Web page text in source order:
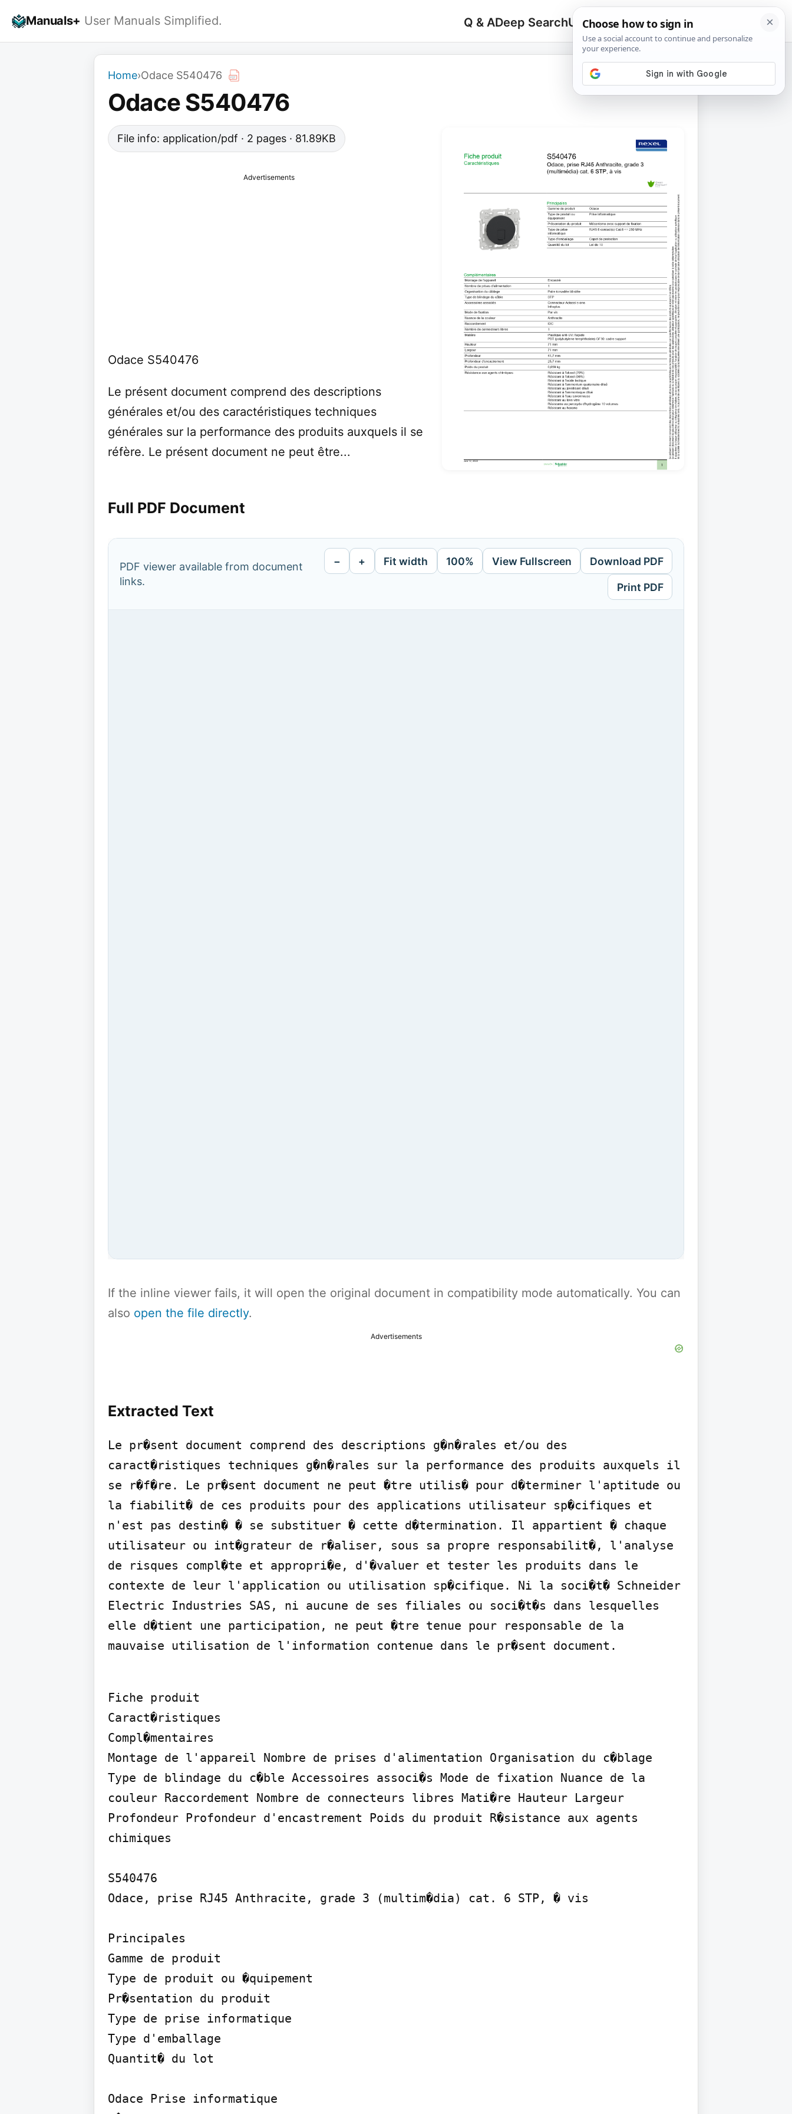
Manuals+ User Manuals Simplified. Q & ADeep SearchUpload
Search
for:
🔍
Home›Odace S540476
Odace S540476
File info: application/pdf · 2 pages · 81.89KB
Advertisements
Odace S540476
Le présent document comprend des descriptions
générales et/ou des caractéristiques techniques
générales sur la performance des produits auxquels il se
réfère. Le présent document ne peut être...
Full PDF Document
PDF viewer available from document
links.
− + Fit width 100% View Fullscreen Download PDF
Print PDF
If the inline viewer fails, it will open the original document in compatibility mode automatically. You can
also open the file directly.
Advertisements
Extracted Text
Le pr�sent document comprend des descriptions g�n�rales et/ou des
caract�ristiques techniques g�n�rales sur la performance des produits auxquels il
se r�f�re. Le pr�sent document ne peut �tre utilis� pour d�terminer l'aptitude ou
la fiabilit� de ces produits pour des applications utilisateur sp�cifiques et
n'est pas destin� � se substituer � cette d�termination. Il appartient � chaque
utilisateur ou int�grateur de r�aliser, sous sa propre responsabilit�, l'analyse
de risques compl�te et appropri�e, d'�valuer et tester les produits dans le
contexte de leur l'application ou utilisation sp�cifique. Ni la soci�t� Schneider
Electric Industries SAS, ni aucune de ses filiales ou soci�t�s dans lesquelles
elle d�tient une participation, ne peut �tre tenue pour responsable de la
mauvaise utilisation de l'information contenue dans le pr�sent document.
Fiche produit
Caract�ristiques
Compl�mentaires
Montage de l'appareil Nombre de prises d'alimentation Organisation du c�blage
Type de blindage du c�ble Accessoires associ�s Mode de fixation Nuance de la
couleur Raccordement Nombre de connecteurs libres Mati�re Hauteur Largeur
Profondeur Profondeur d'encastrement Poids du produit R�sistance aux agents
chimiques
S540476
Odace, prise RJ45 Anthracite, grade 3 (multim�dia) cat. 6 STP, � vis
Principales
Gamme de produit
Type de produit ou �quipement
Pr�sentation du produit
Type de prise informatique
Type d'emballage
Quantit� du lot
Odace Prise informatique